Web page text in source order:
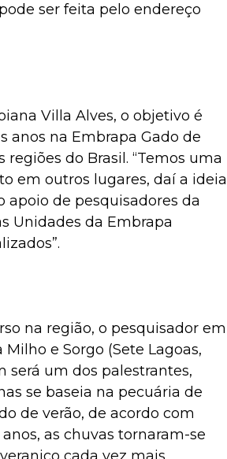
ser feita pelo endereço
Villa Alves, o objetivo é
anos na Embrapa Gado de
regiões do Brasil. “Temos uma
em outros lugares, daí a ideia
apoio de pesquisadores da
Unidades da Embrapa
na região, o pesquisador em
e Sorgo (Sete Lagoas,
será um dos palestrantes,
se baseia na pecuária de
de verão, de acordo com
as chuvas tornaram-se